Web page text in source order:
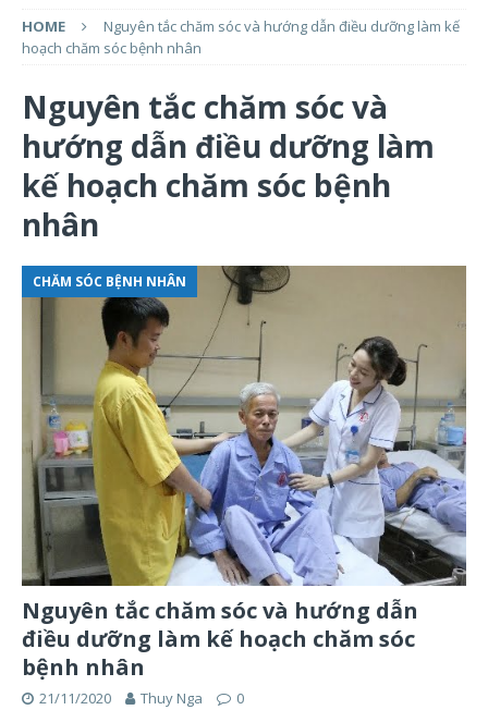
HOME
Nguyên tắc chăm sóc và hướng dẫn điều dưỡng làm kế
hoạch chăm sóc bệnh nhân
Nguyên tắc chăm sóc và
hướng dẫn điều dưỡng làm
kế hoạch chăm sóc bệnh
nhân
CHĂM SÓC BỆNH NHÂN
Nguyên tắc chăm sóc và hướng dẫn
điều dưỡng làm kế hoạch chăm sóc
bệnh nhân
21/11/2020 Thuy Nga 0